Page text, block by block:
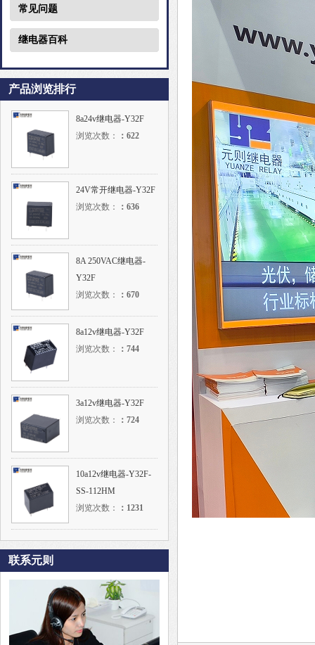
常见问题
继电器百科
产品浏览排行
8a24v继电器-Y32F
浏览次数：
： 622
24V常开继电器-Y32F
浏览次数：
： 636
8A 250VAC继电器-
Y32F
浏览次数：
： 670
8a12v继电器-Y32F
浏览次数：
： 744
3a12v继电器-Y32F
浏览次数：
： 724
10a12v继电器-Y32F-
SS-112HM
浏览次数：
： 1231
联系元则